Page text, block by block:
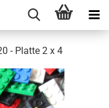
- Platte 2 x 4